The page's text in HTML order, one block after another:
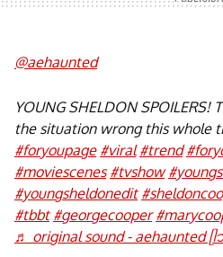
@aehaunted
YOUNG SHELDON
the situation wrong this whole
#foryoupage #viral #trend
#moviescenes #tvshow
#youngsheldonedit
#tbbt #georgecooper
♬ original sound - aehaunted